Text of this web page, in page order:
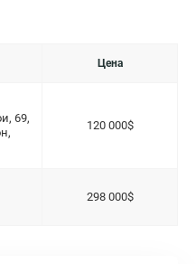
Цена
69,
120 000$
298 000$